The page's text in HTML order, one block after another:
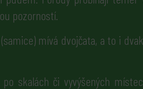
pozorností.
mívá dvojčata, a to i
skalách či vyvýšených